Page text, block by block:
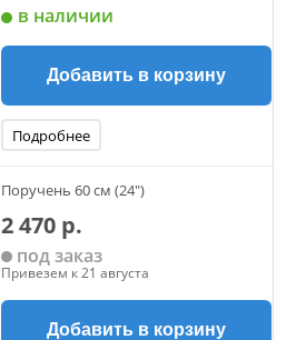
в наличии
Добавить в корзину
Подробнее
Поручень 60 см (24")
2 470 р.
под заказ
Привезем к 21 августа
Добавить в корзину